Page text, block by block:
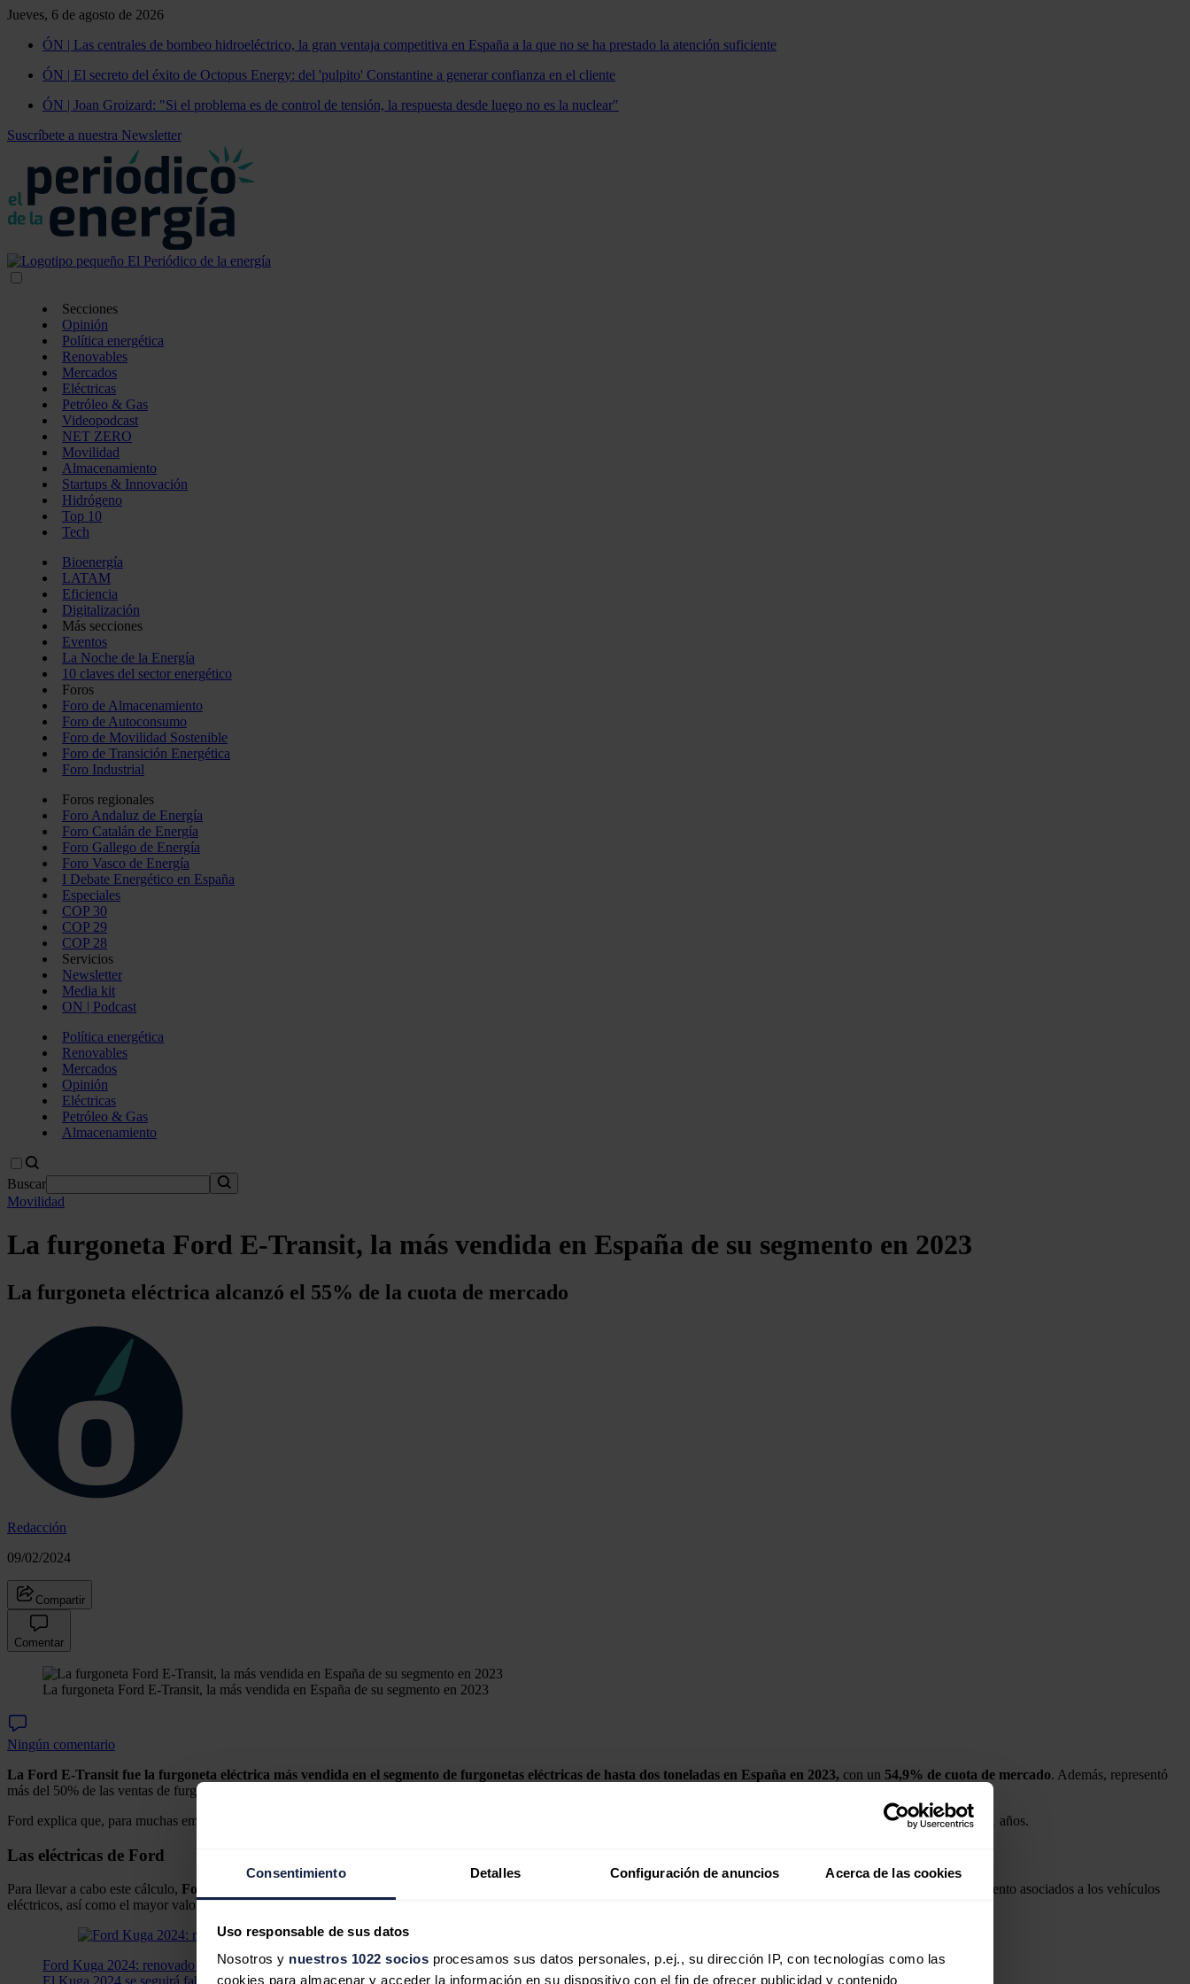
Consentimiento Detalles Configuración de anuncios Acerca de las cookies
Uso responsable de sus datos
Nosotros y nuestros 1022 socios procesamos sus datos personales, p.ej., su dirección IP, con tecnologías como las
cookies para almacenar y acceder la información en su dispositivo con el fin de ofrecer publicidad y contenido
Jueves, 6 de agosto de 2026
ÓN | Las centrales de bombeo hidroeléctrico, la gran ventaja competitiva en España a la que no se ha prestado la atención suficiente
ÓN | El secreto del éxito de Octopus Energy: del 'pulpito' Constantine a generar confianza en el cliente
ÓN | Joan Groizard: "Si el problema es de control de tensión, la respuesta desde luego no es la nuclear"
Suscríbete a nuestra Newsletter
Secciones
Opinión
Política energética
Renovables
Mercados
Eléctricas
Petróleo & Gas
Videopodcast
NET ZERO
Movilidad
Almacenamiento
Startups & Innovación
Hidrógeno
Top 10
Tech
Bioenergía
LATAM
Eficiencia
Digitalización
Más secciones
Eventos
La Noche de la Energía
10 claves del sector energético
Foros
Foro de Almacenamiento
Foro de Autoconsumo
Foro de Movilidad Sostenible
Foro de Transición Energética
Foro Industrial
Foros regionales
Foro Andaluz de Energía
Foro Catalán de Energía
Foro Gallego de Energía
Foro Vasco de Energía
I Debate Energético en España
Especiales
COP 30
COP 29
COP 28
Servicios
Newsletter
Media kit
ON | Podcast
Política energética
Renovables
Mercados
Opinión
Eléctricas
Petróleo & Gas
Almacenamiento
Buscar
Movilidad
La furgoneta Ford E-Transit, la más vendida en España de su segmento en 2023
La furgoneta eléctrica alcanzó el 55% de la cuota de mercado
Redacción
09/02/2024
Compartir
Comentar
La furgoneta Ford E-Transit, la más vendida en España de su segmento en 2023
Ningún comentario
La Ford E-Transit fue la furgoneta eléctrica más vendida en el segmento de furgonetas eléctricas de hasta dos toneladas en España en 2023, con un 54,9% de cuota de mercado. Además, representó
más del 50% de las ventas de furgonetas eléctricas de dos toneladas en
Ford explica que, para muchas empresas, cambiar de vehículos comerciales diésel a eléctricos resultará más rentable, ya que la compra de una E-Transit se puede amortizar en 2,1 años.
Las eléctricas de Ford
Para llevar a cabo este cálculo, Ford Pro
ha tenido en cuenta una serie de factores que incluyen el precio de compra del vehículo, los menores costes energéticos y de mantenimiento asociados a los vehículos
eléctricos, así como el mayor valor residual asociado a estos últimos.
Ford Kuga 2024: renovado para seguir reinando